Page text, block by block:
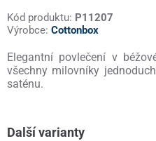
Kód produktu: P11207
Výrobce: Cottonbox
Elegantní povlečení v
všechny milovníky
saténu.
Další varianty